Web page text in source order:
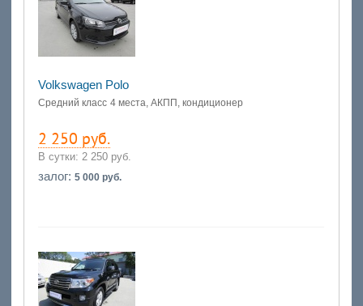
Volkswagen Polo
Средний класс 4 места, АКПП, кондиционер
2 250 руб.
В сутки: 2 250 руб.
залог:5 000 руб.